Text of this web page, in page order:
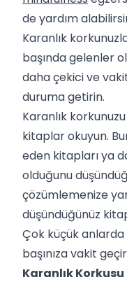
de yardım
Karanlık
başında gelenler
daha çekici ve
duruma getirin.
Karanlık
kitaplar okuyun.
eden kitapları ya
olduğunu
çözümlemenize
düşündüğünüz
Çok küçük
başınıza vakit
Karanlık